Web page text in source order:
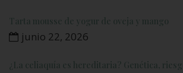
Tarta mousse de yogur de oveja y mango
junio 22, 2026
¿La celiaquía es hereditaria? Genética,